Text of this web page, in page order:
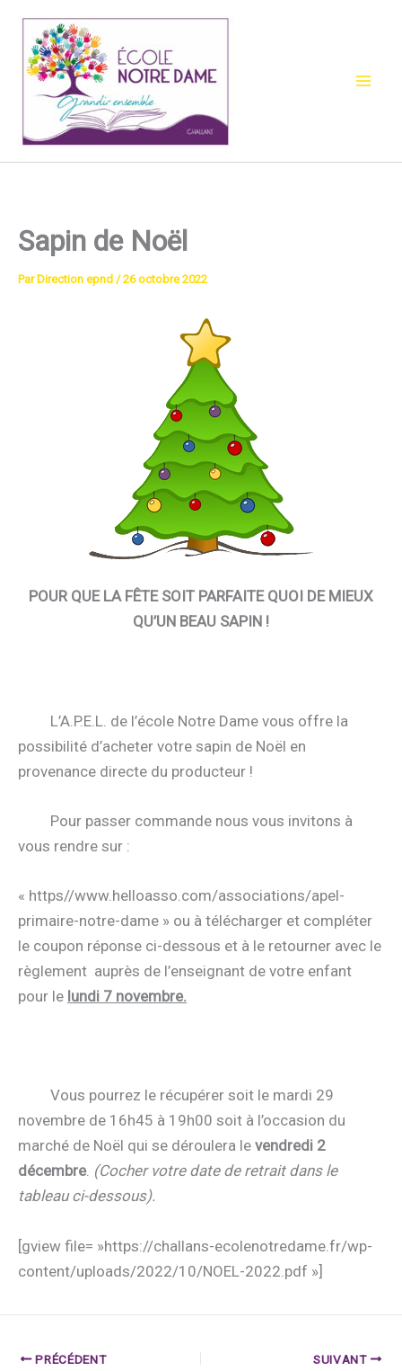
contenu
Sapin de Noël
Par Direction epnd /26 octobre 2022
POUR QUE LA FÊTE SOIT PARFAITE QUOI DE MIEUX
QU’UN BEAU SAPIN !
L’A.P.E.L. de l’école Notre Dame vous offre la
possibilité d’acheter votre sapin de Noël en
provenance directe du producteur !
Pour passer commande nous vous invitons à
vous rendre sur :
« https//www.helloasso.com/associations/apel-
primaire-notre-dame » ou à télécharger et compléter
le coupon réponse ci-dessous et à le retourner avec le
règlement auprès de l’enseignant de votre enfant
pour le lundi 7 novembre.
Vous pourrez le récupérer soit le mardi 29
novembre de 16h45 à 19h00 soit à l’occasion du
marché de Noël qui se déroulera le vendredi 2
décembre. (Cocher votre date de retrait dans le
tableau ci-dessous).
[gview file= »https://challans-ecolenotredame.fr/wp-
content/uploads/2022/10/NOEL-2022.pdf »]
PRÉCÉDENT SUIVANT